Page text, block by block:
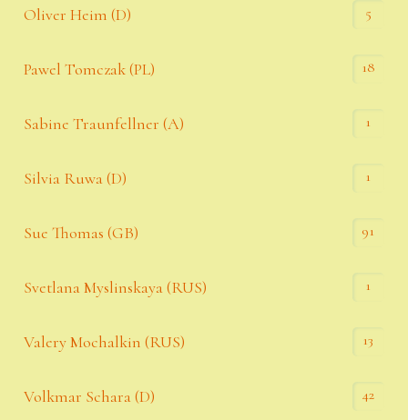
Oliver Heim (D) 5
Pawel Tomczak (PL) 18
Sabine Traunfellner (A) 1
Silvia Ruwa (D) 1
Sue Thomas (GB) 91
Svetlana Myslinskaya (RUS) 1
Valery Mochalkin (RUS) 13
Volkmar Schara (D) 42